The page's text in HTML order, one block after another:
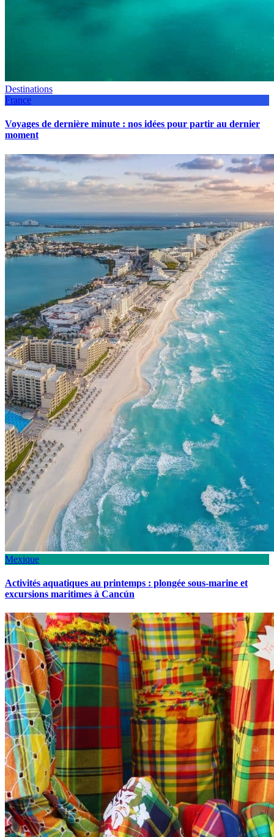
Destinations
France
Voyages de dernière minute : nos idées pour partir au dernier
moment
Mexique
Activités aquatiques au printemps : plongée sous-marine et
excursions maritimes à Cancún